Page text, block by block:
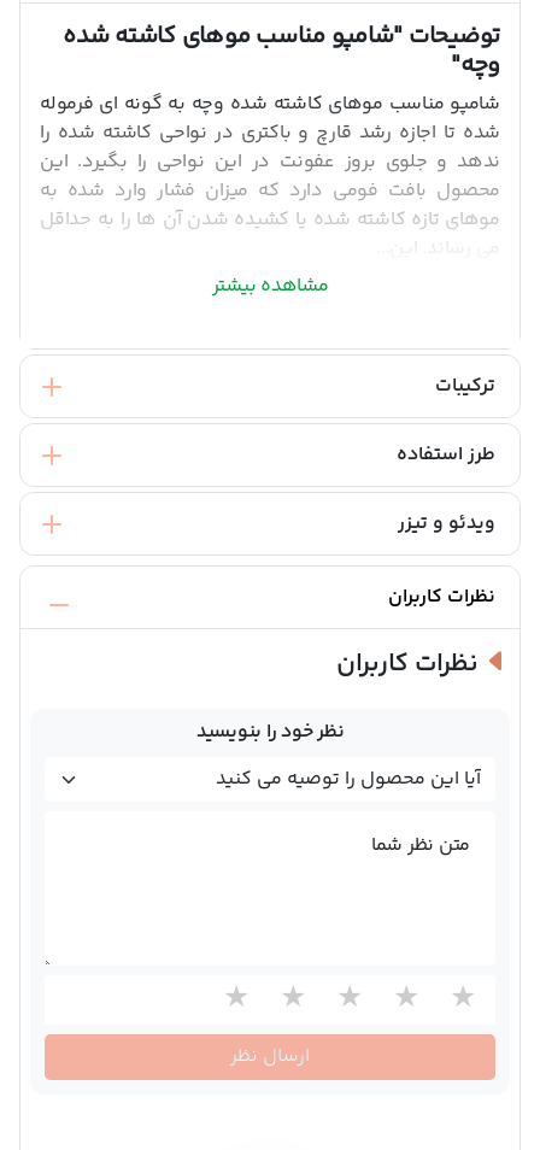
توضیحات"شامپو مناسب موهای کاشته شده
وچه"
شامپو مناسب موهای کاشته شده وچه به گونه ای فرموله
شده تا اجازه رشد قارچ و باکتری در نواحی کاشته شده را
ندهد و جلوی بروز عفونت در این نواحی را بگیرد. این
محصول بافت فومی دارد که میزان فشار وارد شده به
موهای تازه کاشته شده یا کشیده شدن آن ها را به حداقل
می رساند. این...
مشاهده بیشتر
ترکیبات
طرز استفاده
ویدئو و تیزر
نظرات کاربران
نظرات کاربران
نظر خود را بنویسید
متن نظر شما
ارسال نظر